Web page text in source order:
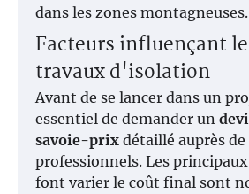
dans les zones montagneuses.
Facteurs influençant
travaux d'isolation
Avant de se lancer dans un
essentiel de demander un
savoie-prix détaillé auprès
professionnels. Les
font varier le coût final sont